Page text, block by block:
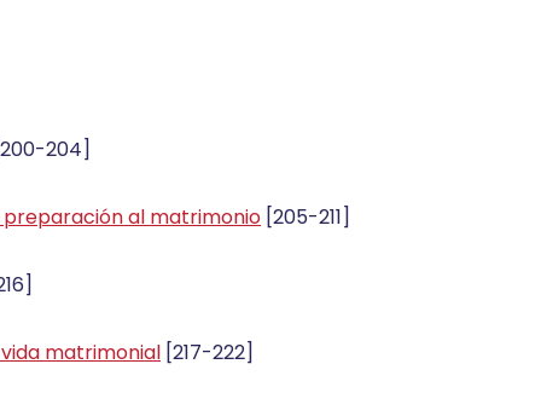
204]
preparación al matrimonio [205-211]
matrimonial [217-222]